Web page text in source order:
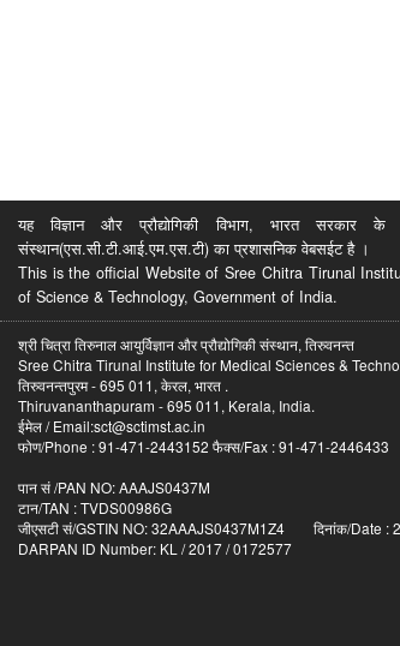
यह विज्ञान और प्रौद्योगिकी विभाग, भारत सरकार के
संस्थान(एस.सी.टी.आई.एम.एस.टी) का प्रशासनिक वेबसईट है ।
This is the official Website of Sree Chitra Tirunal
of Science & Technology, Government of India.
श्री चित्रा तिरुनाल आयुर्विज्ञान और प्रौद्योगिकी संस्थान, तिरुवनन्त
Sree Chitra Tirunal Institute for Medical Sciences &
तिरुवनन्तपुरम - 695 011, केरल, भारत .
Thiruvananthapuram - 695 011, Kerala, India.
ईमेल / Email:sct@sctimst.ac.in
फोण/Phone : 91-471-2443152 फैक्स/Fax : 91-471-2446433
पान सं /PAN NO: AAAJS0437M
टान/TAN : TVDS00986G
जीएसटी सं/GSTIN NO: 32AAAJS0437M1Z4 दिनांक/Date :
DARPAN ID Number: KL / 2017 / 0172577